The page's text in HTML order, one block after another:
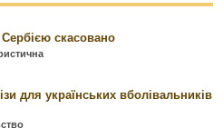
Сербією скасовано
для українських вболівальників